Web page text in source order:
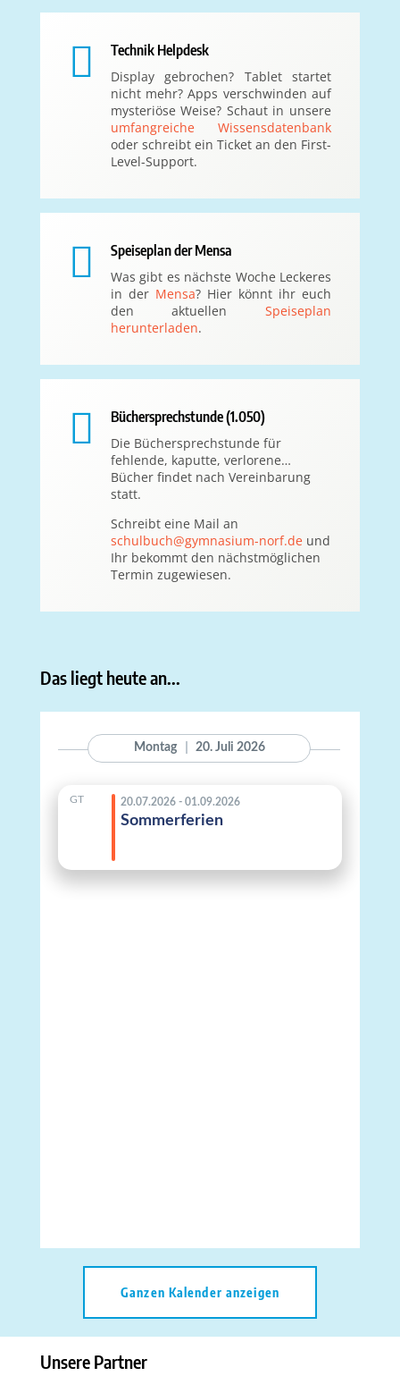
 Technik Helpdesk
Display gebrochen? Tablet startet
nicht mehr? Apps verschwinden auf
mysteriöse Weise? Schaut in unsere
umfangreiche Wissensdatenbank
oder schreibt ein Ticket an den First-
Level-Support.
 Speiseplan der Mensa
Was gibt es nächste Woche Leckeres
in der Mensa? Hier könnt ihr euch
den aktuellen Speiseplan
herunterladen.
 Büchersprechstunde (1.050)
Die Büchersprechstunde für
fehlende, kaputte, verlorene…
Bücher findet nach Vereinbarung
statt.
Schreibt eine Mail an
schulbuch@gymnasium-norf.deund
Ihr bekommt den nächstmöglichen
Termin zugewiesen.
Das liegt heute an...
Ganzen Kalender anzeigen
Unsere Partner